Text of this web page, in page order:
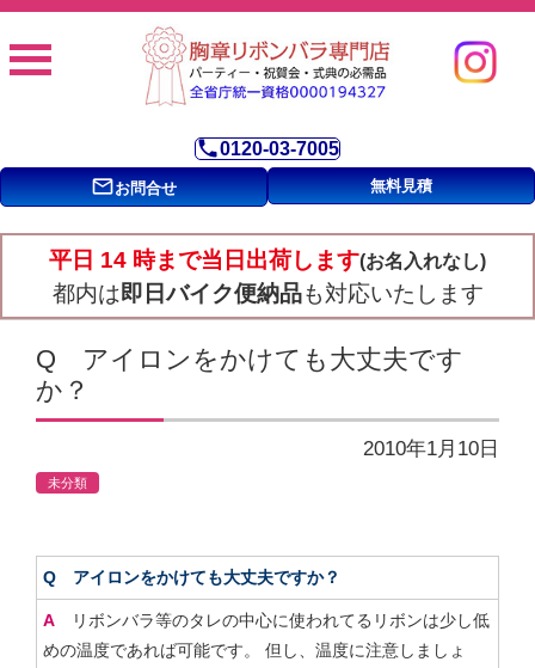
phone0120-03-7005
mail_outlineお問合せ 無料見積
平日 14 時まで当日出荷します(お名入れなし)
都内は即日バイク便納品も対応いたします
Q アイロンをかけても大丈夫です
か？
2010年1月10日
未分類
Q アイロンをかけても大丈夫ですか？
A リボンバラ等のタレの中心に使われてるリボンは少し低
めの温度であれば可能です。 但し、温度に注意しましょ